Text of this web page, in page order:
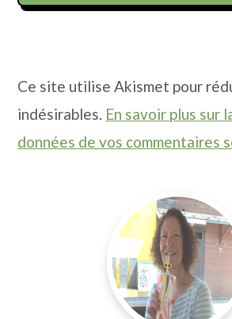
Ce site utilise Akismet pour
indésirables. En savoir plus sur
données de vos commentaires
principale